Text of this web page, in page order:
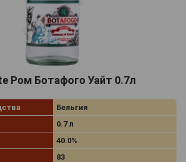
Ром Ботафого Уайт 0.7л
Бельгия
0.7 л
40.0%
83